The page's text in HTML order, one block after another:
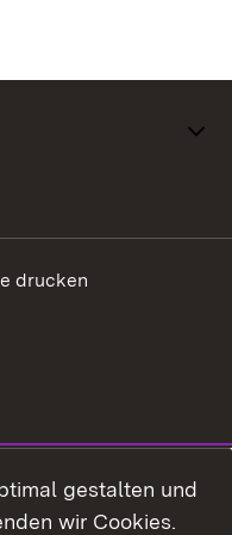
drucken
gestalten und
wir Cookies.